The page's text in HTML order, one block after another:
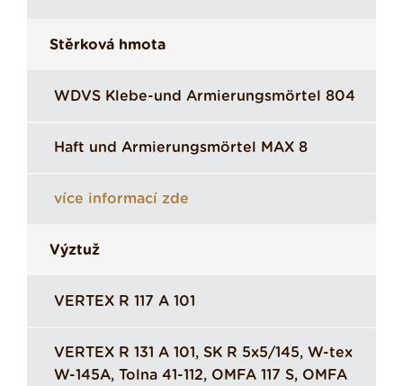
Stěrková hmota
WDVS Klebe-und Armierungsmörtel 804
Haft und Armierungsmörtel MAX 8
více informací zde
Výztuž
VERTEX R 117 A 101
VERTEX R 131 A 101, SK R 5x5/145, W-tex
W-145A, Tolna 41-112, OMFA 117 S, OMFA